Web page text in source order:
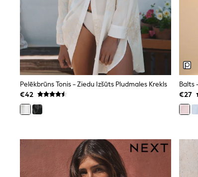
Cardigans
Coats & Jackets
Underwear
Socks & Tights
Multipacks
All Girls Sports & Swimwear
Trainers & Pumps
Swimwear
Tops
Leggings
Shorts
Joggers
adidas
Shoes
Coats & Jackets
Bags & Accessories
Shirts
Pelēkbrūns Tonis - Ziedu Izšūts Pludmales Krekls
€42
€27